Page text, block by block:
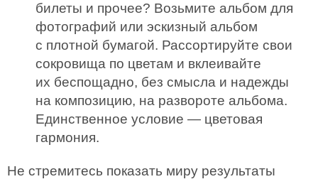
билеты и прочее? Возьмите альбом для
фотографий или эскизный альбом
с плотной бумагой. Рассортируйте свои
сокровища по цветам и вклеивайте
их беспощадно, без смысла и надежды
на композицию, на развороте альбома.
Единственное условие — цветовая
гармония.
Не стремитесь показать миру результаты